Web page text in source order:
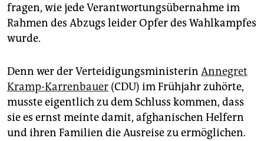
fragen, wie jede Verantwortungsübernahme im
Rahmen des Abzugs leider Opfer des Wahlkampfes
wurde.
Denn wer der Verteidigungsministerin Annegret
Kramp-Karrenbauer (CDU) im Frühjahr zuhörte,
musste eigentlich zu dem Schluss kommen, dass
sie es ernst meinte damit, afghanischen Helfern
und ihren Familien die Ausreise zu ermöglichen.